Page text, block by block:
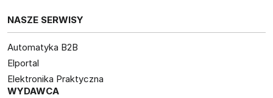
NASZE SERWISY
Automatyka B2B
Elportal
Elektronika Praktyczna
WYDAWCA